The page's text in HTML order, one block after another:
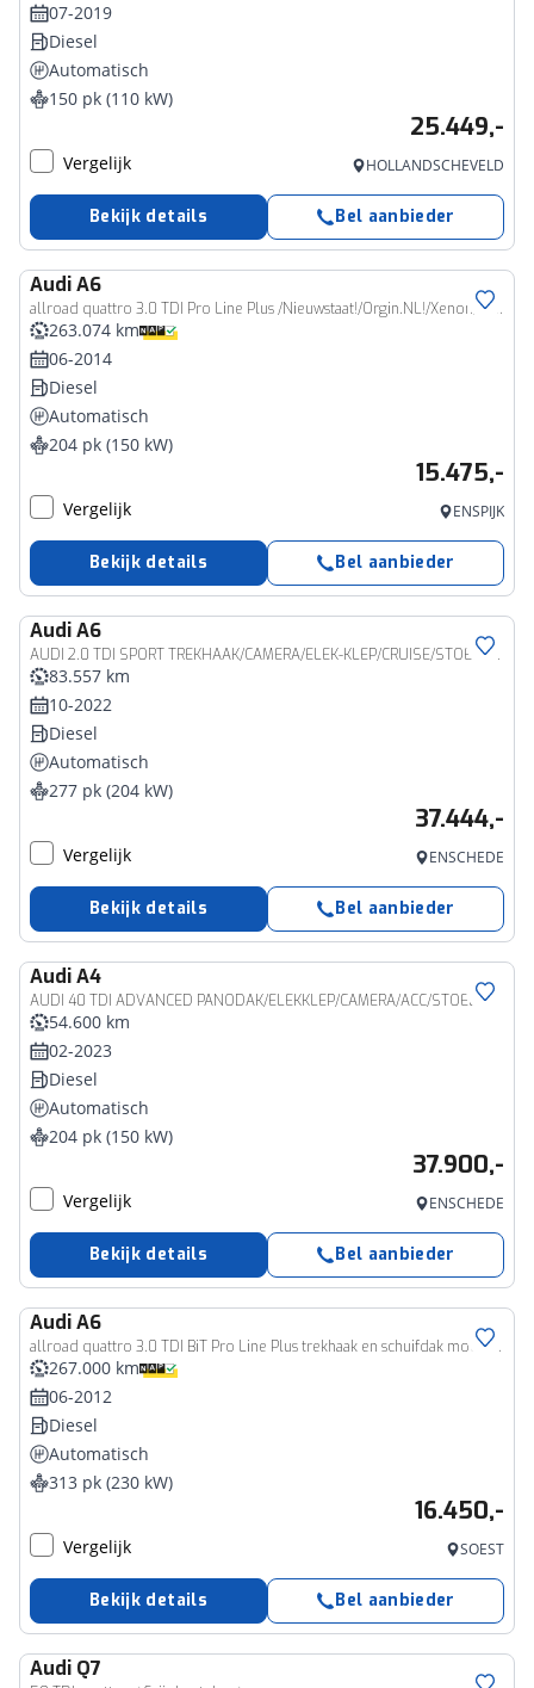
07-2019
Diesel
Automatisch
150 pk (110 kW)
25.449,-
Vergelijk HOLLANDSCHEVELD
Bekijk details Bel aanbieder
AudiA6
allroad quattro 3.0 TDI Pro Line Plus /Nieuwstaat!/Orgin.NL!/Xenon/Trekh./Leder/
263.074 km
06-2014
Diesel
Automatisch
204 pk (150 kW)
15.475,-
Vergelijk ENSPIJK
Bekijk details Bel aanbieder
AudiA6
AUDI 2.0 TDI SPORT TREKHAAK/CAMERA/ELEK-KLEP/CRUISE/STOELVERW
83.557 km
10-2022
Diesel
Automatisch
277 pk (204 kW)
37.444,-
Vergelijk ENSCHEDE
Bekijk details Bel aanbieder
AudiA4
AUDI 40 TDI ADVANCED PANODAK/ELEKKLEP/CAMERA/ACC/STOELVERW
54.600 km
02-2023
Diesel
Automatisch
204 pk (150 kW)
37.900,-
Vergelijk ENSCHEDE
Bekijk details Bel aanbieder
AudiA6
allroad quattro 3.0 TDI BiT Pro Line Plus trekhaak en schuifdak mooie complete uitvoering 313PK
267.000 km
06-2012
Diesel
Automatisch
313 pk (230 kW)
16.450,-
Vergelijk SOEST
Bekijk details Bel aanbieder
Audi Q7
Bedrijfswagen